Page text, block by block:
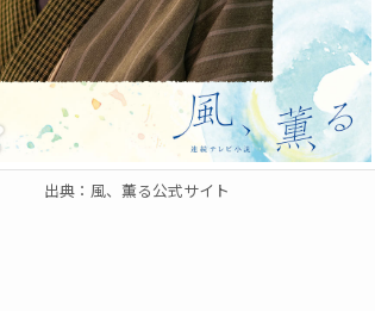
出典：風、薫る公式サイト